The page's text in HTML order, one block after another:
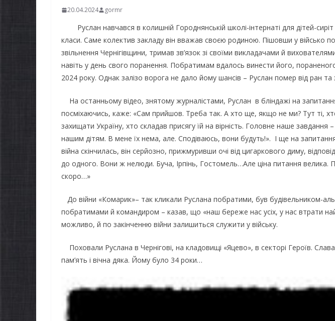
20.04.2024 gormr
Руслан навчався в колишній Городнянській школі-інтернаті для дітей-
класи. Саме колектив закладу він вважав своєю родиною. Пішовши у військо по
звільнення Чернігівщини, тримав зв’язок зі своїми викладачами й
навіть у день свого поранення. Побратимам вдалось винести його,
2024 року. Однак залізо ворога не дало йому шансів – Руслан помер від ран та
На останньому відео, знятому журналістами, Руслан в бліндажі на
посміхаючись, каже: «Сам прийшов. Треба так. А хто ще, якщо не ми? Тут ті,
захищати Україну, хто складав присягу їй на вірність. Головне наше завдання
нашим дітям. В мене їх нема, але. Сподіваюсь, вони будуть!». І ще на
війна скінчилась, він серйозно, прижмуривши очі від цигаркового диму,
до одного. Вони ж нелюди. Буча, Ірпінь, Гостомель…Але ціна питання велика.
скоро…»
До війни «Комарик»– так кликали Руслана побратими, був будівельником-
побратимами й командиром – казав, що «наш береже нас усіх, у нас втрати
можливо, й по закінченню війни залишиться служити у війську.
Поховали Руслана в Чернігові, на кладовищі «Яцево», в секторі Героїв.
пам’ять і вічна дяка. Йому було 34 роки…